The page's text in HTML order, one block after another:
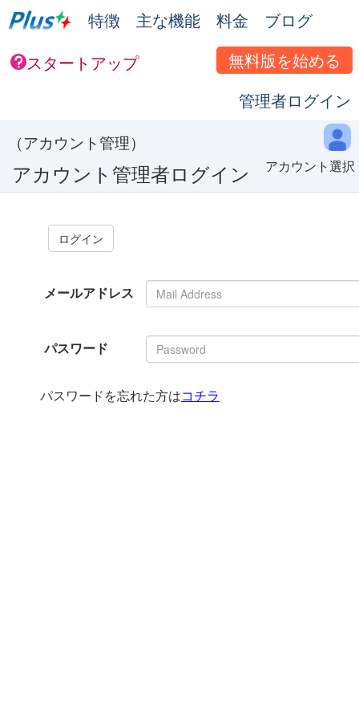
特徴 主な機能 料金
ブログ
スタートアップ
無料版を始める
管理者ログイン
（アカウント管理）
アカウント管理者ログイン アカウント選択
メールアドレス
パスワード
パスワードを忘れた方はコチラ